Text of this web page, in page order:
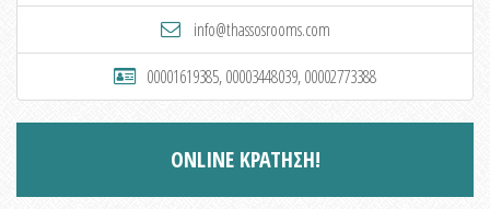
info@thassosrooms.com
00001619385, 00003448039, 00002773388
ONLINE ΚΡΑΤΗΣΗ!